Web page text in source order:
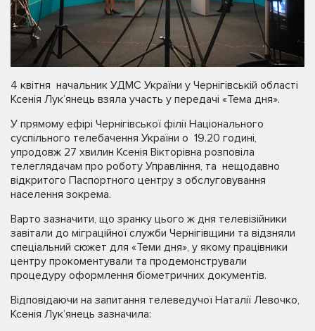
4 квітня начальник УДМС України у Чернігівській області
Ксенія Лук’янець взяла участь у передачі «Тема дня».
У прямому ефірі Чернігівської філії Національного
суспільного телебачення України о 19.20 годині,
упродовж 27 хвилин Ксенія Вікторівна розповіла
телеглядачам про роботу Управління, та нещодавно
відкритого Паспортного центру з обслуговування
населення зокрема.
Варто зазначити, що зранку цього ж дня телевізійники
завітали до міграційної служби Чернігівщини та відзняли
спеціальний сюжет для «Теми дня», у якому працівники
центру прокоментували та продемонстрували
процедуру оформлення біометричних документів.
Відповідаючи на запитання телеведучої Наталії Левочко,
Ксенія Лук’янець зазначила: